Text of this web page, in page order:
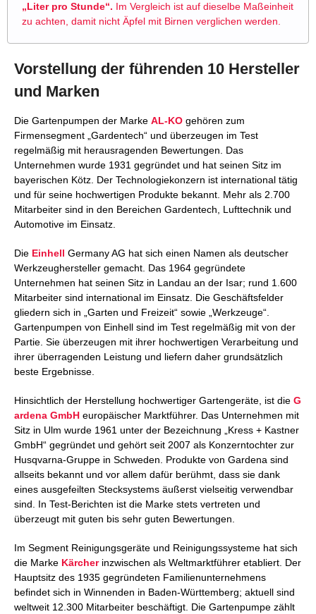
„Liter pro Stunde“. Im Vergleich ist auf dieselbe Maßeinheit
zu achten, damit nicht Äpfel mit Birnen verglichen werden.
Vorstellung der führenden 10 Hersteller
und Marken
Die Gartenpumpen der Marke AL-KO gehören zum
Firmensegment „Gardentech“ und überzeugen im Test
regelmäßig mit herausragenden Bewertungen. Das
Unternehmen wurde 1931 gegründet und hat seinen Sitz im
bayerischen Kötz. Der Technologiekonzern ist international tätig
und für seine hochwertigen Produkte bekannt. Mehr als 2.700
Mitarbeiter sind in den Bereichen Gardentech, Lufttechnik und
Automotive im Einsatz.
Die Einhell Germany AG hat sich einen Namen als deutscher
Werkzeughersteller gemacht. Das 1964 gegründete
Unternehmen hat seinen Sitz in Landau an der Isar; rund 1.600
Mitarbeiter sind international im Einsatz. Die Geschäftsfelder
gliedern sich in „Garten und Freizeit“ sowie „Werkzeuge“.
Gartenpumpen von Einhell sind im Test regelmäßig mit von der
Partie. Sie überzeugen mit ihrer hochwertigen Verarbeitung und
ihrer überragenden Leistung und liefern daher grundsätzlich
beste Ergebnisse.
Hinsichtlich der Herstellung hochwertiger Gartengeräte, ist die G
ardena GmbH europäischer Marktführer. Das Unternehmen mit
Sitz in Ulm wurde 1961 unter der Bezeichnung „Kress + Kastner
GmbH“ gegründet und gehört seit 2007 als Konzerntochter zur
Husqvarna-Gruppe in Schweden. Produkte von Gardena sind
allseits bekannt und vor allem dafür berühmt, dass sie dank
eines ausgefeilten Stecksystems äußerst vielseitig verwendbar
sind. In Test-Berichten ist die Marke stets vertreten und
überzeugt mit guten bis sehr guten Bewertungen.
Im Segment Reinigungsgeräte und Reinigungssysteme hat sich
die Marke Kärcherinzwischen als Weltmarktführer etabliert. Der
Hauptsitz des 1935 gegründeten Familienunternehmens
befindet sich in Winnenden in Baden-Württemberg; aktuell sind
weltweit 12.300 Mitarbeiter beschäftigt. Die Gartenpumpe zählt